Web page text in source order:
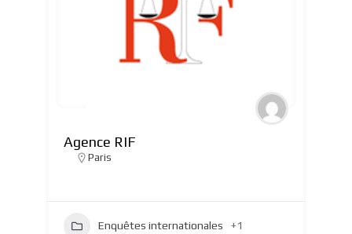
Agence RIF
Paris
Enquêtes internationales +1